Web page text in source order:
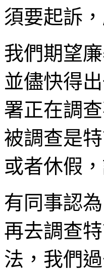
須要起訴
我們期望
並儘快得
署正在調
被調查是
或者休假
有同事認
再去調查
法，我們